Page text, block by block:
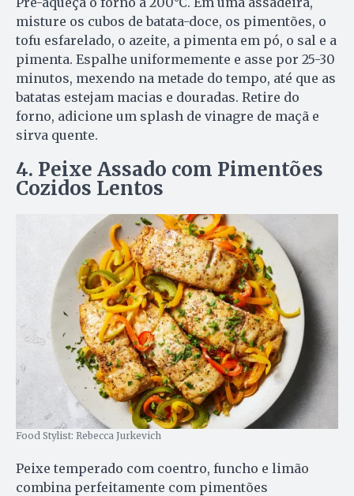
misture os cubos de batata-doce, os pimentões, o
tofu esfarelado, o azeite, a pimenta em pó, o sal e a
pimenta. Espalhe uniformemente e asse por 25-30
minutos, mexendo na metade do tempo, até que as
batatas estejam macias e douradas. Retire do
forno, adicione um splash de vinagre de maçã e
sirva quente.
4. Peixe Assado com Pimentões
Cozidos Lentos
Food Stylist: Rebecca Jurkevich
Peixe temperado com coentro, funcho e limão
combina perfeitamente com pimentões